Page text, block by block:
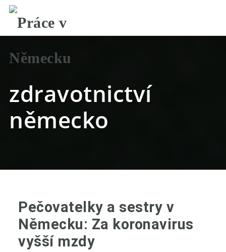
zdravotnictví
německo
Pečovatelky a sestry v
Německu: Za koronavirus
vyšší mzdy